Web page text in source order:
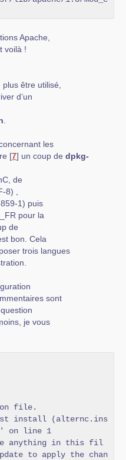
Apache,
voilà !
être utilisé,
d’un
les
[7] un coup de dpkg-
de
8) ,
1) puis
pour la
de
bon. Cela
trois langues
sont
je vous
file.
install (alternc.ins
on line 1
anything in this fil
to apply the chan